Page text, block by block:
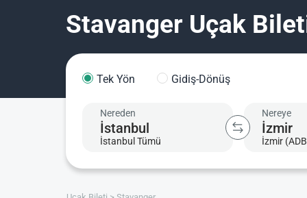
Stavanger Uçak
Tek Yön Gidiş-Dönüş
Nereden
İstanbul Tümü
Nereye
İzmir